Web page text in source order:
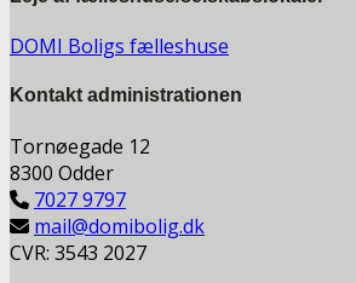
DOMI Boligs fælleshuse
Kontakt administrationen
Tornøegade 12
8300 Odder
7027 9797
mail@domibolig.dk
CVR: 3543 2027